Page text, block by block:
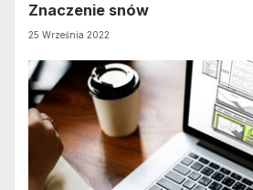
Znaczenie snów
25 Września 2022